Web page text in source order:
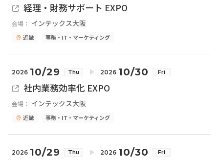
経理・財務サポート EXPO
会場： インテックス大阪
近畿 事務・IT・マーケティング
2026 10/29 Thu 2026 10/30 Fri
社内業務効率化 EXPO
会場： インテックス大阪
近畿 事務・IT・マーケティング
2026 10/29 Thu 2026 10/30 Fri